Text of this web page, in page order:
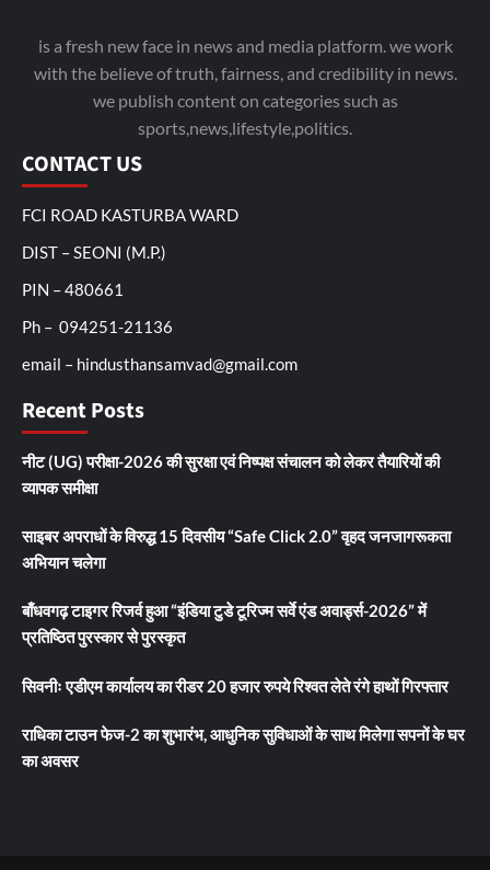
is a fresh new face in news and media platform. we work
with the believe of truth, fairness, and credibility in news.
we publish content on categories such as
sports,news,lifestyle,politics.
CONTACT US
FCI ROAD KASTURBA WARD
DIST – SEONI (M.P.)
PIN – 480661
Ph – 094251-21136
email – hindusthansamvad@gmail.com
Recent Posts
नीट (UG) परीक्षा-2026 की सुरक्षा एवं निष्पक्ष संचालन को लेकर तैयारियों की
व्यापक समीक्षा
साइबर अपराधों के विरुद्ध 15 दिवसीय “Safe Click 2.0” वृहद जनजागरूकता
अभियान चलेगा
बाँधवगढ़ टाइगर रिजर्व हुआ “इंडिया टुडे टूरिज्म सर्वे एंड अवार्ड्स-2026” में
प्रतिष्ठित पुरस्कार से पुरस्कृत
सिवनीः एडीएम कार्यालय का रीडर 20 हजार रुपये रिश्वत लेते रंगे हाथों गिरफ्तार
राधिका टाउन फेज-2 का शुभारंभ, आधुनिक सुविधाओं के साथ मिलेगा सपनों के घर
का अवसर